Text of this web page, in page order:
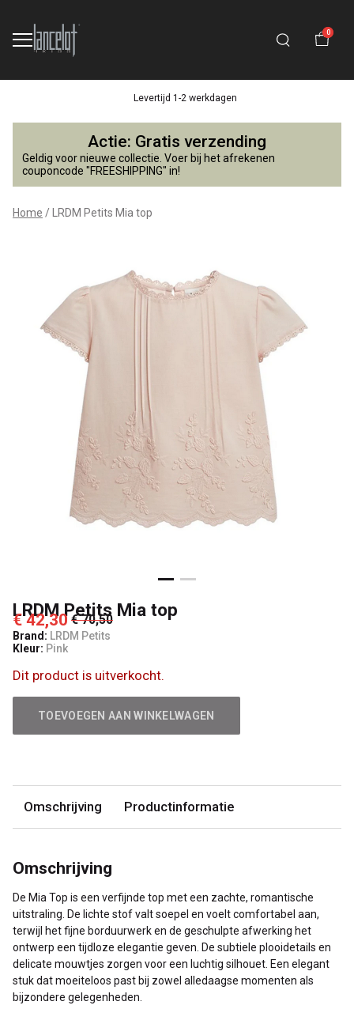
0
Levertijd 1-2 werkdagen
LRDM
Petits
Mia
top
Lancelot
Actie: Gratis verzending
Geldig voor nieuwe collectie. Voer bij het afrekenen
couponcode "FREESHIPPING" in!
Home LRDM Petits Mia top
LRDM Petits Mia top
€ 42,30 € 70,50
Brand: LRDM Petits
Kleur: Pink
Dit product is uitverkocht.
TOEVOEGEN AAN WINKELWAGEN
Omschrijving Productinformatie
Omschrijving
De Mia Top is een verfijnde top met een zachte, romantische
uitstraling. De lichte stof valt soepel en voelt comfortabel aan,
terwijl het fijne borduurwerk en de geschulpte afwerking het
ontwerp een tijdloze elegantie geven. De subtiele plooidetails en
delicate mouwtjes zorgen voor een luchtig silhouet. Een elegant
stuk dat moeiteloos past bij zowel alledaagse momenten als
bijzondere gelegenheden.